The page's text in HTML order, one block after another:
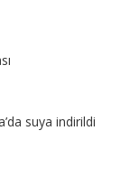
suya indirildi